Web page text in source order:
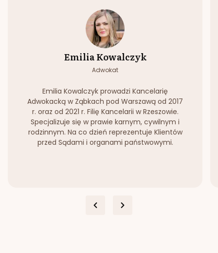
Emilia Kowalczyk
Adwokat
Emilia Kowalczyk prowadzi Kancelarię
Adwokacką w Ząbkach pod Warszawą od 2017
r. oraz od 2021 r. Filię Kancelarii w Rzeszowie.
Specjalizuje się w prawie karnym, cywilnym i
rodzinnym. Na co dzień reprezentuje Klientów
przed Sądami i organami państwowymi.